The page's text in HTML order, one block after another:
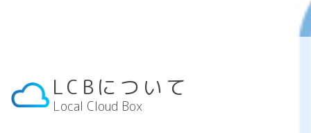
LCBについて
Local Cloud Box